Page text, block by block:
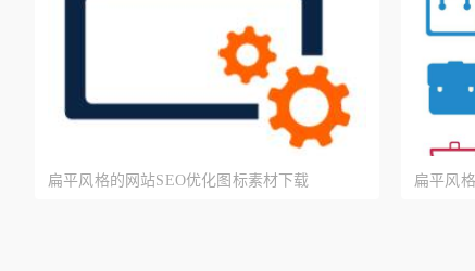
扁平风格的网站SEO优化图标素材下载 扁平风